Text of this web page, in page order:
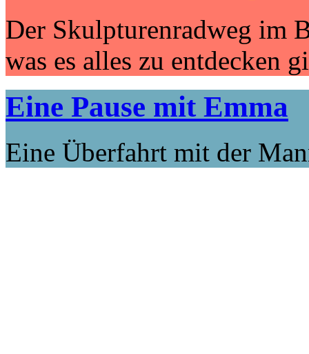
Der Skulpturenradweg im
was es alles zu entdecken
Eine Pause mit Emma
Eine Überfahrt mit der